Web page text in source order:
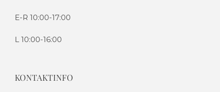
E-R 10:00-17:00
L 10:00-16:00
KONTAKTINFO